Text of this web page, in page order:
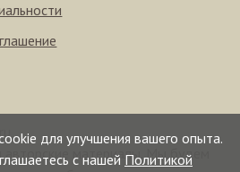
для улучшения вашего опыта.
с нашей Политикой
авторские материалы. Мы будем